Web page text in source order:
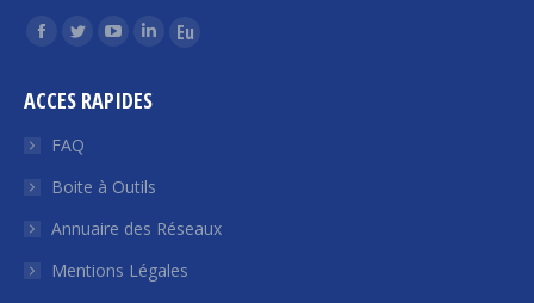
Trouvez nous sur :
La
Facebook
s'ouvre
une
nouvelle
fenêtre
La
Twitter
s'ouvre
une
nouvelle
fenêtre
La
YouTube
une
nouvelle
fenêtre
La
LinkedIn
une
nouvelle
fenêtre
La
nouvelle
fenêtre
ACCES RAPIDES
FAQ
Boite à Outils
Annuaire des Réseaux
Mentions Légales